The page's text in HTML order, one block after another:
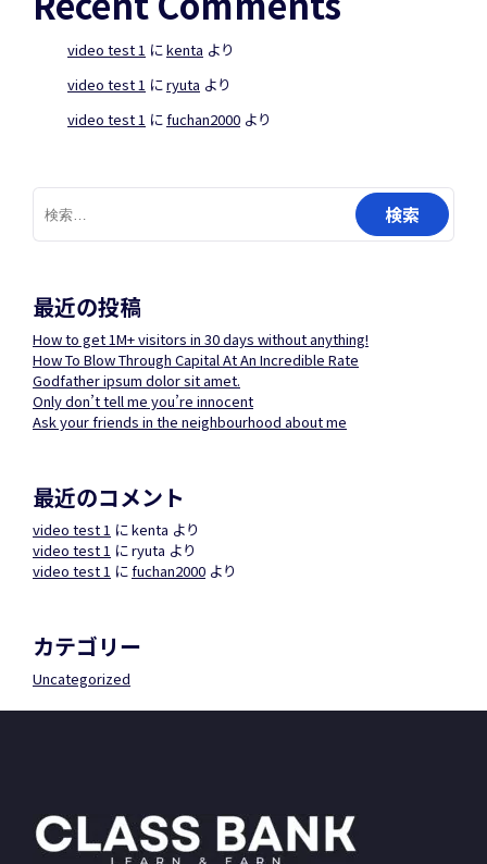
video test 1 にkenta より
video test 1 にryuta より
video test 1 にfuchan2000 より
検
索:
最近の投稿
How to get 1M+ visitors in 30 days without anything!
How To Blow Through Capital At An Incredible Rate
Godfather ipsum dolor sit amet.
Only don’t tell me you’re innocent
Ask your friends in the neighbourhood about me
最近のコメント
video test 1 にkenta より
video test 1 にryuta より
video test 1 にfuchan2000 より
カテゴリー
Uncategorized